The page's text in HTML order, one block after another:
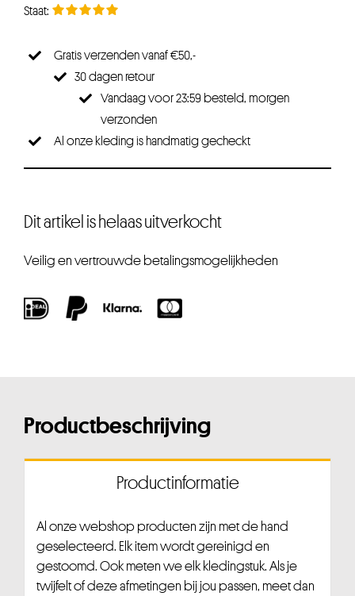
Gratis verzenden vanaf €50,-
30 dagen retour
Vandaag voor 23:59 besteld, morgen
verzonden
Al onze kleding is handmatig gecheckt
Dit artikel is helaas uitverkocht
Veilig en vertrouwde betalingsmogelijkheden
Productbeschrijving
Productinformatie
Al onze webshop producten zijn met de hand
geselecteerd. Elk item wordt gereinigd en
gestoomd. Ook meten we elk kledingstuk. Als je
twijfelt of deze afmetingen bij jou passen, meet dan